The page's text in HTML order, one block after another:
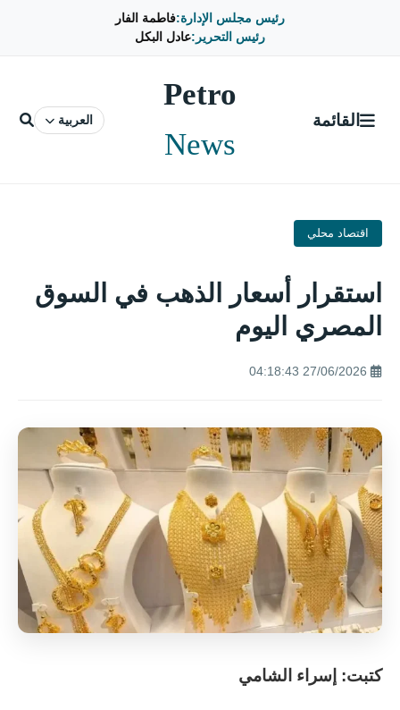
رئيس مجلس الإدارة:فاطمة الفار
رئيس التحرير:عادل البكل
القائمة
Petro
News
العربية
اقتصاد محلي
استقرار أسعار الذهب في السوق
المصري اليوم
كتبت: إسراء الشامي